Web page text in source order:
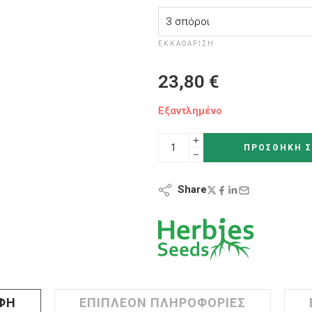
ΕΚΚΑΘΆΡΙΣΗ
23,80 €
Εξαντλημένο
ΠΡΟΣΘΉΚΗ
Share
ΕΠΙΠΛΈΟΝ ΠΛΗΡΟΦΟΡΊΕΣ